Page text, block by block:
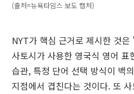
(출처=뉴욕타임스 보도 캡처)
NYT가 핵심 근거로 제시한 것
사토시가 사용한 영국식 영어 표
습관, 특정 단어 선택 방식이 백
지점에서 겹친다는 것이다. 또